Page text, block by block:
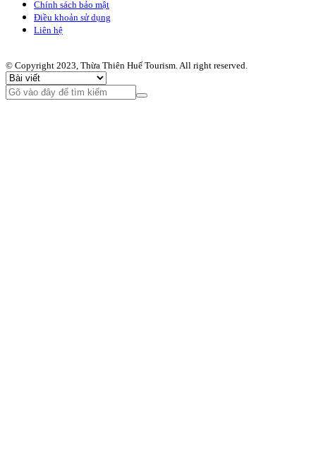
Chính sách bảo mật
Điều khoản sử dụng
Liên hệ
© Copyright 2023, Thừa Thiên Huế Tourism. All right reserved.